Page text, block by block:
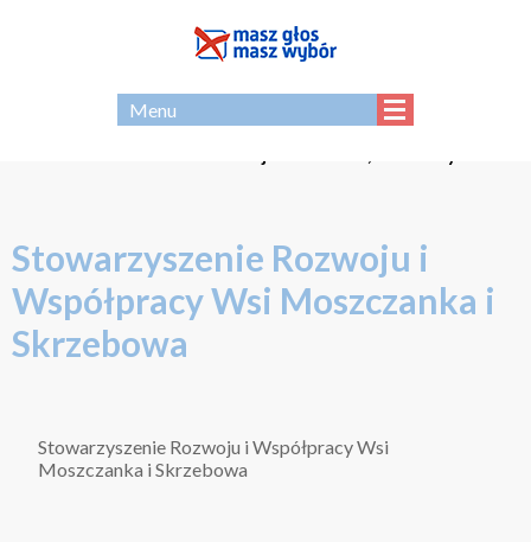
Menu
Stowarzyszenie Rozwoju i
Współpracy Wsi Moszczanka i
Skrzebowa
Stowarzyszenie Rozwoju i Współpracy Wsi
Moszczanka i Skrzebowa